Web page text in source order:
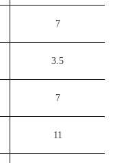
7
3.5
7
11